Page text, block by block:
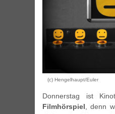
(c) Hengelhaupt/Euler
Donnerstag ist
Filmhörspiel , denn